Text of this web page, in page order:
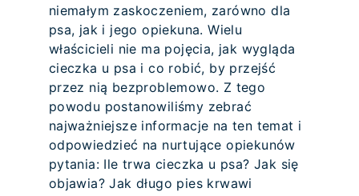
niemałym zaskoczeniem, zarówno dla
psa, jak i jego opiekuna. Wielu
właścicieli nie ma pojęcia, jak wygląda
cieczka u psa i co robić, by przejść
przez nią bezproblemowo. Z tego
powodu postanowiliśmy zebrać
najważniejsze informacje na ten temat i
odpowiedzieć na nurtujące opiekunów
pytania: Ile trwa cieczka u psa? Jak się
objawia? Jak długo pies krwawi